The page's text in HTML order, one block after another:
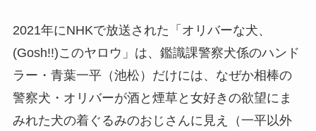
2021年にNHKで放送された「オリバーな犬、
(Gosh!!)このヤロウ」は、鑑識課警察犬係のハンド
ラー・青葉一平（池松）だけには、なぜか相棒の
警察犬・オリバーが酒と煙草と女好きの欲望にま
みれた犬の着ぐるみのおじさんに見え（一平以外